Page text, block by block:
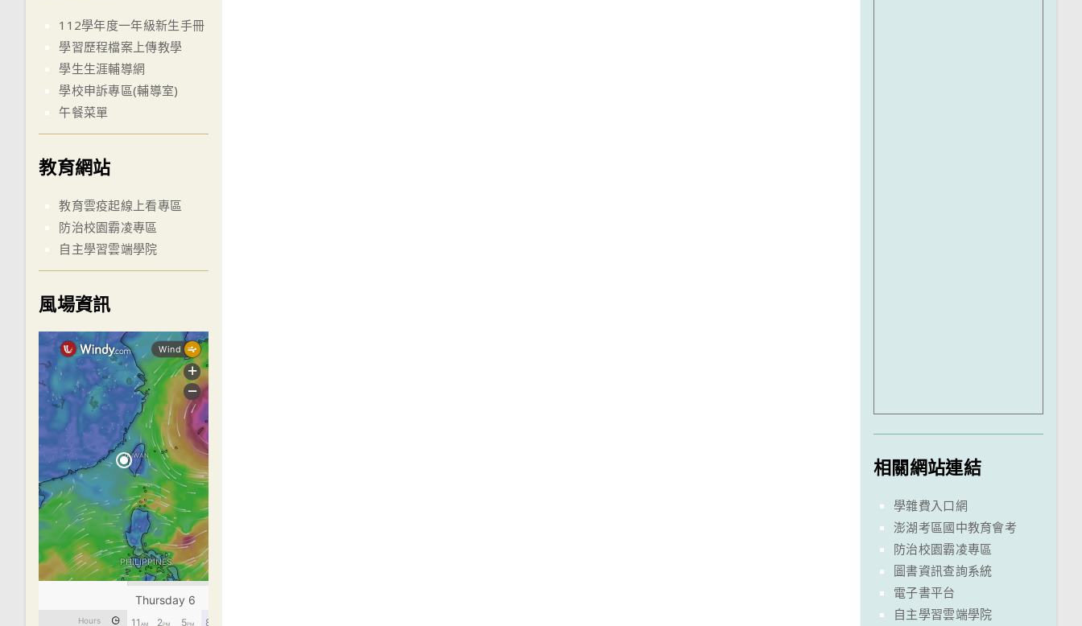
112學年度一年級新生手冊
學習歷程檔案上傳教學
學生生涯輔導網
學校申訴專區(輔導室)
午餐菜單
教育網站
教育雲疫起線上看專區
防治校園霸凌專區
自主學習雲端學院
風場資訊
相關網站連結
學雜費入口網
澎湖考區國中教育會考
防治校園霸凌專區
圖書資訊查詢系統
電子書平台
自主學習雲端學院